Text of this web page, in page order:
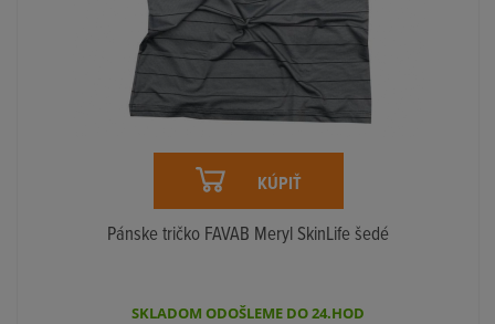
KÚPIŤ
Pánske tričko FAVAB Meryl SkinLife šedé
SKLADOM ODOŠLEME DO 24.HOD